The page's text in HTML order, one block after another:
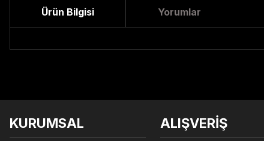
Ürün Bilgisi Yorumlar
Ürün açıklamasında eksik bilgiler bulunuyor.
KURUMSAL ALIŞVERİŞ